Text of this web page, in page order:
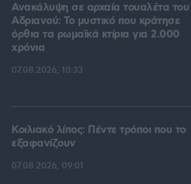
Ανακάλυψη σε αρχαία τουαλέτα του
Αδριανού: Το μυστικό που κράτησε
όρθια τα ρωμαϊκά κτίρια για 2.000
χρόνια
07.08.2026, 10:33
Κοιλιακό λίπος: Πέντε τρόποι που το
εξαφανίζουν
07.08.2026, 09:01